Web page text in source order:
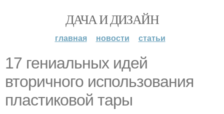
ДАЧА И ДИЗАЙН
главная новости статьи
17 гениальных идей
вторичного использования
пластиковой тары